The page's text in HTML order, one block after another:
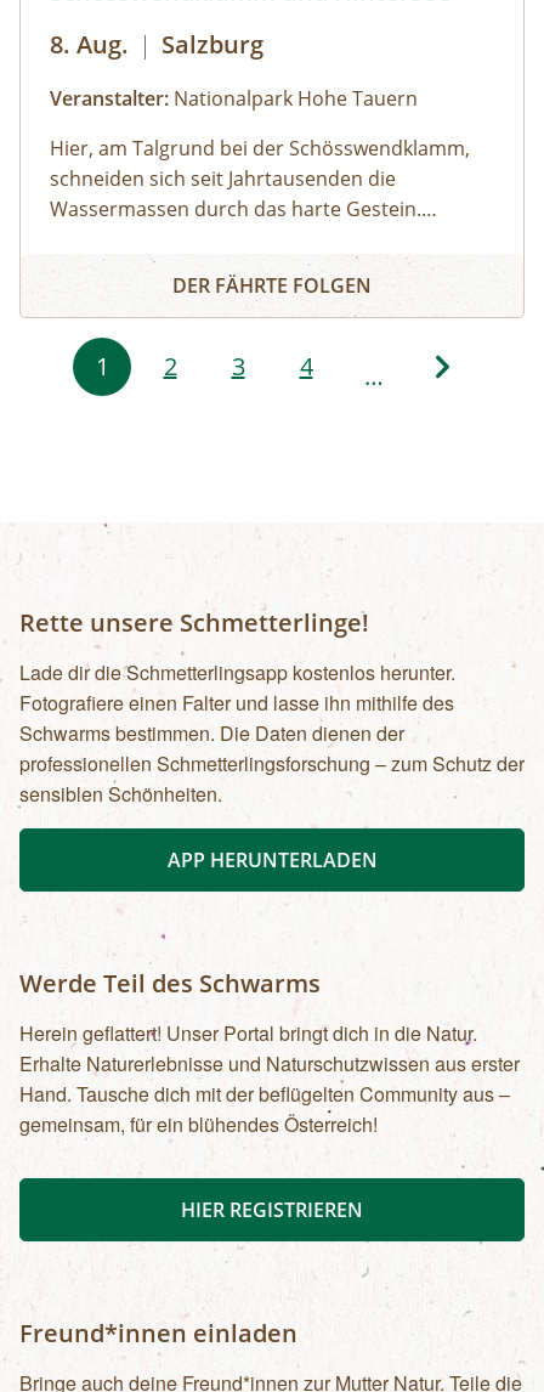
Wenden Sie sich gerne an uns, wir vermitteln Sie
weiter.Öffentliche Verkehrsmittel
8. Aug. | Salzburg
Veranstalter: Nationalpark Hohe Tauern
Hier, am Talgrund bei der Schösswendklamm,
schneiden sich seit Jahrtausenden die
Wassermassen durch das harte Gestein.
Kolke und kleine Wasserfälle entstanden. Der
Klamm folgend geht es weiter bis zum Hintersee
Fauna im hinteren Felbertal. An der Nordseite
des Sees führt der Rundweg auf eine Anhöhe
Schösswendklamm und Hintersee
DER FÄHRTE FOLGEN
Seitennummerierung
1 2 3 4 …
Rette unsere Schmetterlinge!
Lade dir die Schmetterlingsapp kostenlos herunter.
Fotografiere einen Falter und lasse ihn mithilfe des
Schwarms bestimmen. Die Daten dienen der
professionellen Schmetterlingsforschung – zum Schutz der
sensiblen Schönheiten.
APP HERUNTERLADEN
Werde Teil des Schwarms
Herein geflattert! Unser Portal bringt dich in die Natur.
Erhalte Naturerlebnisse und Naturschutzwissen aus erster
Hand. Tausche dich mit der beflügelten Community aus –
gemeinsam, für ein blühendes Österreich!
HIER REGISTRIEREN
Freund*innen einladen
Bringe auch deine Freund*innen zur Mutter Natur. Teile die